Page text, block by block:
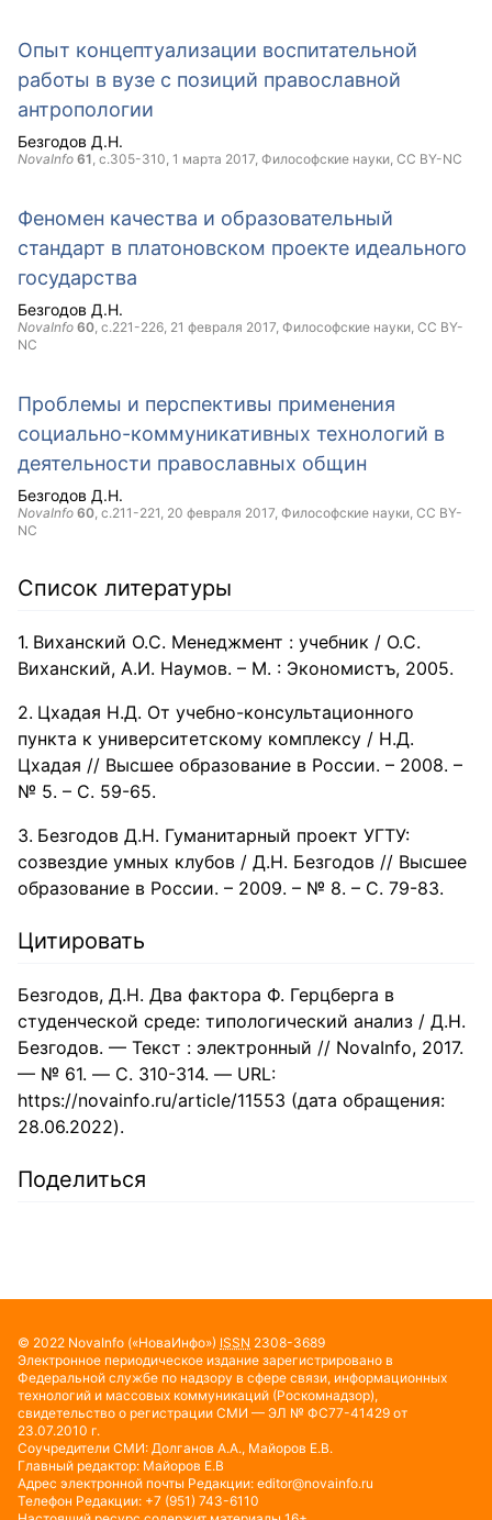
Опыт концептуализации воспитательной
работы в вузе с позиций православной
антропологии
Безгодов Д.Н.
NovaInfo 61, с.305-310, 1 марта 2017, Философские науки, CC BY-NC
Феномен качества и образовательный
стандарт в платоновском проекте идеального
государства
Безгодов Д.Н.
NovaInfo 60, с.221-226, 21 февраля 2017, Философские науки, CC BY-
NC
Проблемы и перспективы применения
социально-коммуникативных технологий в
деятельности православных общин
Безгодов Д.Н.
NovaInfo 60, с.211-221, 20 февраля 2017, Философские науки, CC BY-
NC
Список литературы
Виханский О.С. Менеджмент : учебник / О.С.
Виханский, А.И. Наумов. – М. : Экономистъ, 2005.
Цхадая Н.Д. От учебно-консультационного
пункта к университетскому комплексу / Н.Д.
Цхадая // Высшее образование в России. – 2008. –
№ 5. – С. 59-65.
Безгодов Д.Н. Гуманитарный проект УГТУ:
созвездие умных клубов / Д.Н. Безгодов // Высшее
образование в России. – 2009. – № 8. – С. 79-83.
Цитировать
Безгодов, Д.Н. Два фактора Ф. Герцберга в
студенческой среде: типологический анализ / Д.Н.
Безгодов. — Текст : электронный // NovaInfo, 2017.
— № 61. — С. 310-314. — URL:
https://novainfo.ru/article/11553 (дата обращения:
28.06.2022).
Поделиться
© 2022 NovaInfo («НоваИнфо») ISSN 2308-3689
Электронное периодическое издание зарегистрировано в
Федеральной службе по надзору в сфере связи, информационных
технологий и массовых коммуникаций (Роскомнадзор),
свидетельство о регистрации СМИ — ЭЛ № ФС77-41429 от
23.07.2010 г.
Соучредители СМИ: Долганов А.А., Майоров Е.В.
Главный редактор: Майоров Е.В
Адрес электронной почты Редакции: editor@novainfo.ru
Телефон Редакции: +7 (951) 743-6110